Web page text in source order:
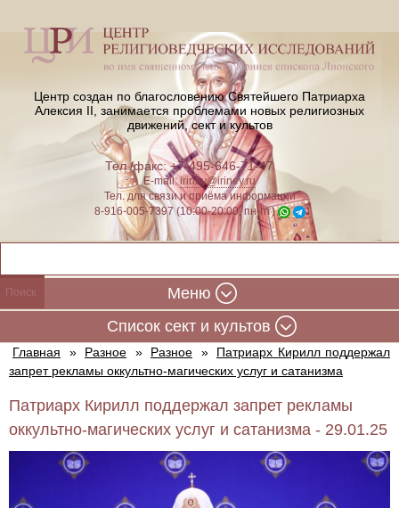
Центр создан по благословению Святейшего Патриарха
Алексия II, занимается проблемами новых религиозных
движений, сект и культов
Тел./факс: +7-495-646-71-47
E-mail:iriney@iriney.ru
Тел. для связи и приёма информации
8-916-005-7397 (10:00-20:00, пн-пт)
Меню
Cписок сект и культов
Главная » Разное » Разное »
Патриарх Кирилл поддержал
запрет рекламы оккультно-магических услуг и сатанизма
Патриарх Кирилл поддержал запрет рекламы
оккультно-магических услуг и сатанизма - 29.01.25